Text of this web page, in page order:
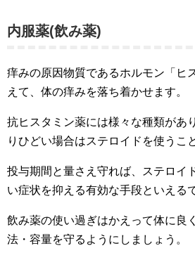
内服薬(飲み薬)
痒みの原因物質であるホルモン「ヒ
えて、体の痒みを落ち着かせます。
抗ヒスタミン薬には様々な種類があ
りひどい場合はステロイドを使うこ
投与期間と量さえ守れば、ステロイ
い症状を抑える有効な手段といえる
飲み薬の使い過ぎはかえって体に良
法・容量を守るようにしましょう。